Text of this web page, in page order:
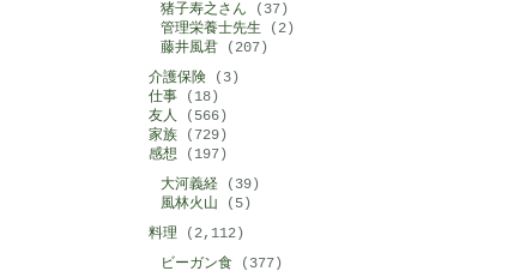
猪子寿之さん (37)
管理栄養士先生 (2)
藤井風君 (207)
介護保険 (3)
仕事 (18)
友人 (566)
家族 (729)
感想 (197)
大河義経 (39)
風林火山 (5)
料理 (2,112)
ビーガン食 (377)